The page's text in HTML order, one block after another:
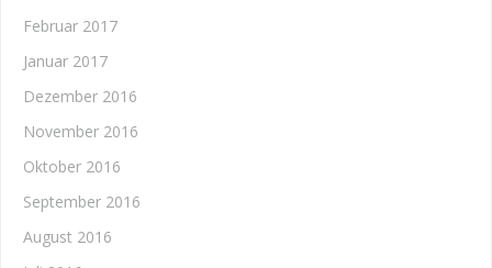
Februar 2017
Januar 2017
Dezember 2016
November 2016
Oktober 2016
September 2016
August 2016